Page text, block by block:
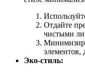
Отдайте
чистыми
элементов,
Эко-стиль: